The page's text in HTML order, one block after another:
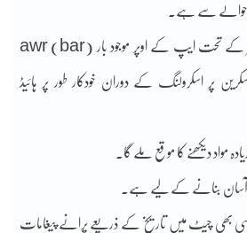
حوالے سے ہے۔
رپورٹ میں بتایا گیا کہ اس فیچر کے تحت ایپ کے اوپر موجود بار (bar) awr
پر اسکرولنگ کے دوران خودکار طور پر ہائیڈ
مواد دیکھنے کا موقع ملے گا۔
کو آسان بنانے کے لیے ہے۔
بھی چیٹ میں تاریخ کے ذریعے پرانے پیغامات